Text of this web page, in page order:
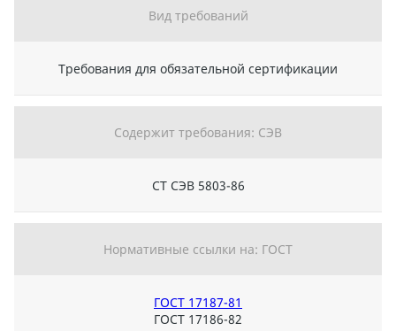
Вид требований
Требования для обязательной сертификации
Содержит требования: СЭВ
СТ СЭВ 5803-86
Нормативные ссылки на: ГОСТ
ГОСТ 17187-81
ГОСТ 17186-82